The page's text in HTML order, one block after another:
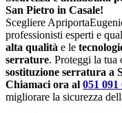
San Pietro in Casale!
Scegliere
professionisti esperti e
alta qualità e le
serrature. Proteggi la tua
sostituzione serratura a
Chiamaci ora al 051 091
migliorare la sicurezza